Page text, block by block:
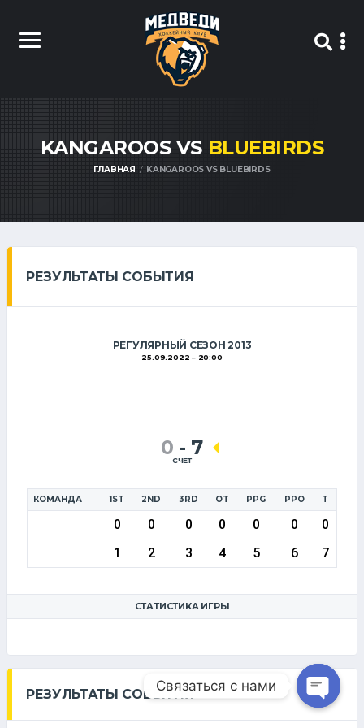
KANGAROOS VS BLUEBIRDS
ГЛАВНАЯ KANGAROOS VS BLUEBIRDS
РЕЗУЛЬТАТЫ СОБЫТИЯ
РЕГУЛЯРНЫЙ СЕЗОН 2013
25.09.2022 20:00
0 - 7
СЧЕТ
КОМАНДА 1ST 2ND 3RD OT PPG PPO T
0 0 0 0 0 0
0
1
2 3 4 5 6 7
СТАТИСТИКА ИГРЫ
РЕЗУЛЬТАТЫ СОБЫТИЯ
Связаться с нами